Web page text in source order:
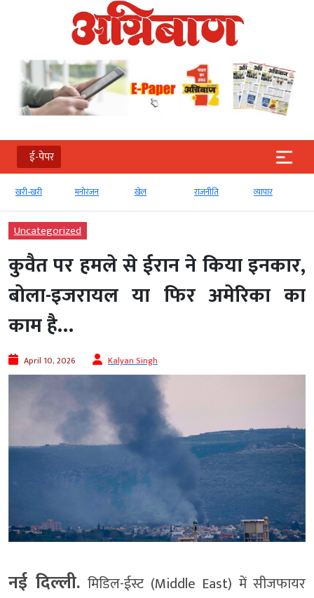
ई-पेपर
खरी-खरी मनोरंजन खेल राजनीति व्‍यापार
Uncategorized
कुवैत पर हमले से ईरान ने किया इनकार,
बोला-इजरायल या फिर अमेरिका का
काम है…
April 10, 2026 Kalyan Singh
नई दिल्ली. मिडिल-ईस्ट (Middle East) में सीजफायर